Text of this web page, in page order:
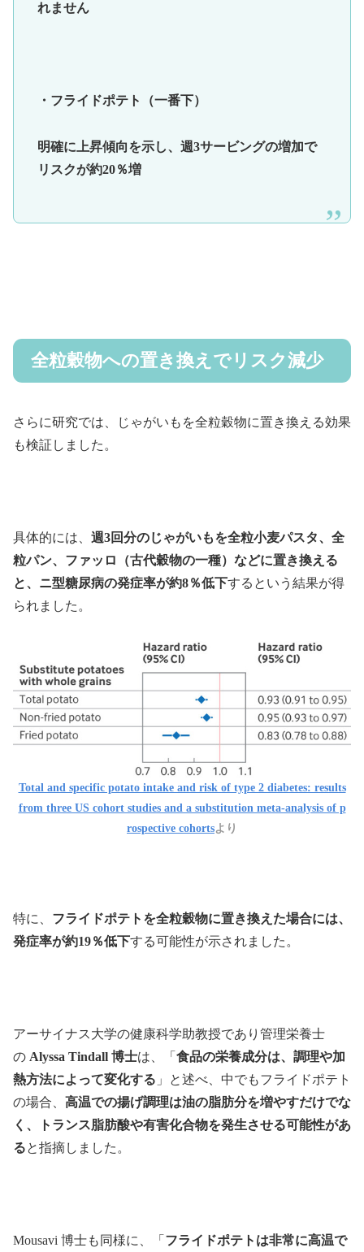
れません
・フライドポテト（一番下）
明確に上昇傾向を示し、週3サービングの増加で
リスクが約20％増
全粒穀物への置き換えでリスク減少
さらに研究では、じゃがいもを全粒穀物に置き換える効果
も検証しました。
具体的には、 週3回分のじゃがいもを全粒小麦パスタ、全
粒パン、ファッロ（古代穀物の一種）などに置き換える
と、ニ型糖尿病の発症率が約8％低下するという結果が得
られました。
Total and specific potato intake and risk of type 2 diabetes: results
from three US cohort studies and a substitution meta-analysis of p
rospective cohortsより
特に、 フライドポテトを全粒穀物に置き換えた場合には、
発症率が約19％低下する可能性が示されました。
アーサイナス大学の健康科学助教授であり管理栄養士
の Alyssa Tindall 博士は、「 食品の栄養成分は、調理や加
熱方法によって変化する 」と述べ、中でもフライドポテト
の場合、 高温での揚げ調理は油の脂肪分を増やすだけでな
く、トランス脂肪酸や有害化合物を発生させる可能性があ
ると指摘しました。
Mousavi 博士も同様に、「 フライドポテトは非常に高温で